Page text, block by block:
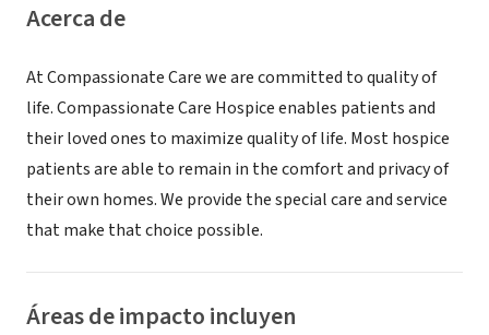
Acerca de
At Compassionate Care we are committed to quality of
life. Compassionate Care Hospice enables patients and
their loved ones to maximize quality of life. Most hospice
patients are able to remain in the comfort and privacy of
their own homes. We provide the special care and service
that make that choice possible.
Áreas de impacto incluyen